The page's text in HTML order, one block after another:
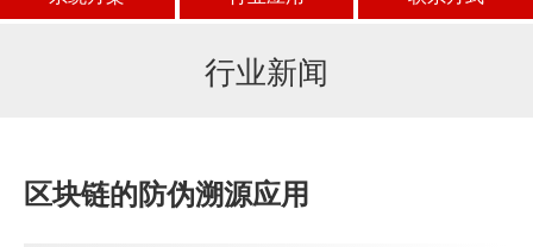
行业新闻
区块链的防伪溯源应用